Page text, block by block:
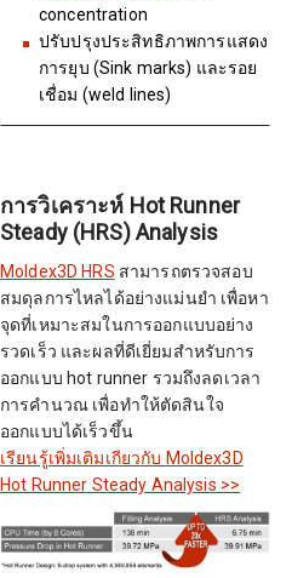
concentration
ปรับปรุงประสิทธิภาพการแสดง
การยุบ (Sink marks) และรอย
เชื่อม (weld lines)
การวิเคราะห์ Hot Runner
Steady (HRS) Analysis
Moldex3D HRS สามารถตรวจสอบ
สมดุลการไหลได้อย่างแม่นยำ เพื่อหา
จุดที่เหมาะสมในการออกแบบอย่าง
รวดเร็ว และผลที่ดีเยี่ยมสำหรับการ
ออกแบบ hot runner รวมถึงลดเวลา
การคำนวณ เพื่อทำให้ตัดสินใจ
ออกแบบได้เร็วขึ้น
เรียนรู้เพิ่มเติมเกียวกับ Moldex3D
Hot Runner Steady Analysis >>